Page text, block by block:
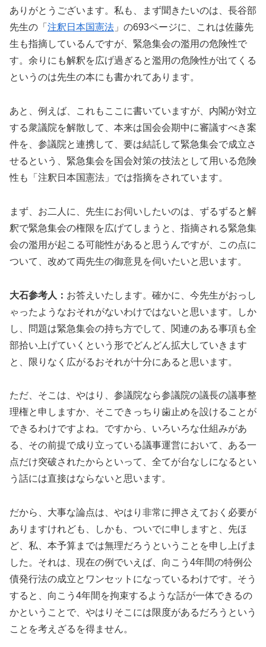
ありがとうございます。私も、まず聞きたいのは、長谷部
先生の「 注釈日本国憲法 」の693ページに、これは佐藤先
生も指摘しているんですが、緊急集会の濫用の危険性で
す。余りにも解釈を広げ過ぎると濫用の危険性が出てくる
というのは先生の本にも書かれてあります。
あと、例えば、これもここに書いていますが、内閣が対立
する衆議院を解散して、本来は国会会期中に審議すべき案
件を、参議院と連携して、要は結託して緊急集会で成立さ
せるという、緊急集会を国会対策の技法として用いる危険
性も「注釈日本国憲法」では指摘をされています。
まず、お二人に、先生にお伺いしたいのは、ずるずると解
釈で緊急集会の権限を広げてしまうと、指摘される緊急集
会の濫用が起こる可能性があると思うんですが、この点に
ついて、改めて両先生の御意見を伺いたいと思います。
大石参考人： お答えいたします。確かに、今先生がおっし
ゃったようなおそれがないわけではないと思います。しか
し、問題は緊急集会の持ち方でして、関連のある事項も全
部拾い上げていくという形でどんどん拡大していきます
と、限りなく広がるおそれが十分にあると思います。
ただ、そこは、やはり、参議院なら参議院の議長の議事整
理権と申しますか、そこできっちり歯止めを設けることが
できるわけですよね。ですから、いろいろな仕組みがあ
る、その前提で成り立っている議事運営において、ある一
点だけ突破されたからといって、全てが台なしになるとい
う話には直接はならないと思います。
だから、大事な論点は、やはり非常に押さえておく必要が
ありますけれども、しかも、ついでに申しますと、先ほ
ど、私、本予算までは無理だろうということを申し上げま
した。それは、現在の例でいえば、向こう4年間の特例公
債発行法の成立とワンセットになっているわけです。そう
すると、向こう4年間を拘束するような話が一体できるの
かということで、やはりそこには限度があるだろうという
ことを考えざるを得ません。